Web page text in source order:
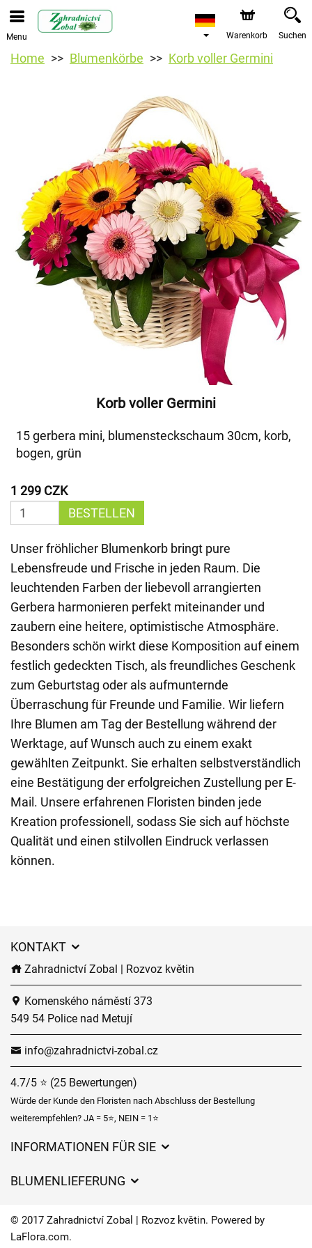
Menu Warenkorb Suchen
Home Blumenkörbe Korb voller Germini
Korb voller Germini
15 gerbera mini, blumensteckschaum 30cm, korb,
bogen, grün
1 299 CZK
BESTELLEN
Unser fröhlicher Blumenkorb bringt pure
Lebensfreude und Frische in jeden Raum. Die
leuchtenden Farben der liebevoll arrangierten
Gerbera harmonieren perfekt miteinander und
zaubern eine heitere, optimistische Atmosphäre.
Besonders schön wirkt diese Komposition auf einem
festlich gedeckten Tisch, als freundliches Geschenk
zum Geburtstag oder als aufmunternde
Überraschung für Freunde und Familie. Wir liefern
Ihre Blumen am Tag der Bestellung während der
Werktage, auf Wunsch auch zu einem exakt
gewählten Zeitpunkt. Sie erhalten selbstverständlich
eine Bestätigung der erfolgreichen Zustellung per E-
Mail. Unsere erfahrenen Floristen binden jede
Kreation professionell, sodass Sie sich auf höchste
Qualität und einen stilvollen Eindruck verlassen
können.
KONTAKT
Zahradnictví Zobal | Rozvoz květin
Komenského náměstí 373
549 54 Police nad Metují
info@zahradnictvi-zobal.cz
4.7/5 ⭐ (25 Bewertungen)
Würde der Kunde den Floristen nach Abschluss der Bestellung
weiterempfehlen? JA = 5⭐, NEIN = 1⭐
INFORMATIONEN FÜR SIE
Lieferzeiten für Blumen – Übersicht der Möglichkeiten
BLUMENLIEFERUNG
Wohin wir Blumen liefern
© 2017 Zahradnictví Zobal | Rozvoz květin. Powered by
LaFlora.com.